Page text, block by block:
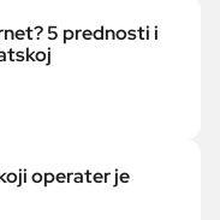
5 prednosti i
operater je